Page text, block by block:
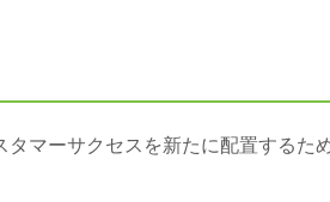
マーサクセスを新たに配置するた